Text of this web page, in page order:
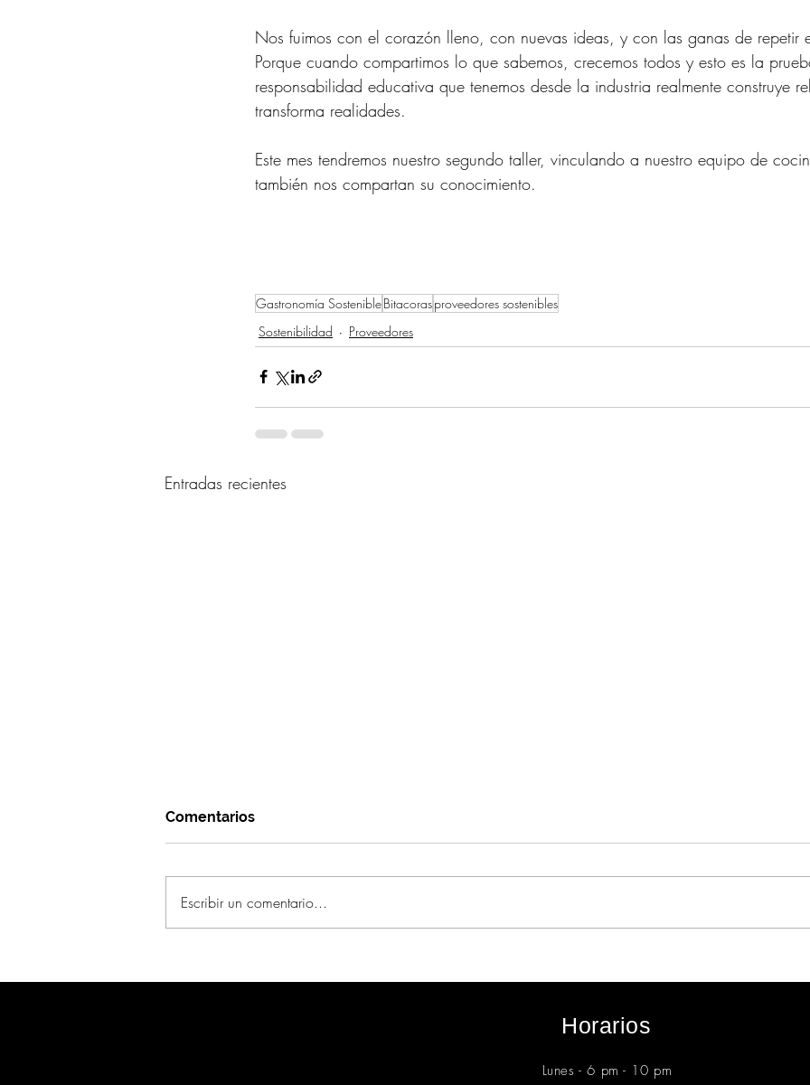
Nos fuimos con el corazón lleno, con nuevas ideas, y con las ganas de repetir
Porque cuando compartimos lo que sabemos, crecemos todos y esto es la
responsabilidad educativa que tenemos desde la industria realmente construye
transforma realidades.
Este mes tendremos nuestro segundo taller, vinculando a nuestro equipo de
también nos compartan su conocimiento.
Gastronomía SostenibleBitacorasproveedores sostenibles
Sostenibilidad
Proveedores
Entradas recientes
Comentarios
Escribir un comentario...
Horarios
Lunes -​​ 6 pm - 10 pm​​